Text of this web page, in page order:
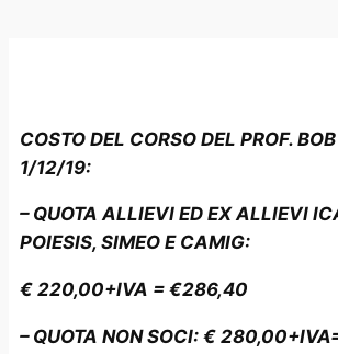
COSTO DEL CORSO DEL PROF.
1/12/19:
– QUOTA ALLIEVI ED EX ALLIEVI
POIESIS, SIMEO E CAMIG:
€ 220,00+IVA = €286,40
– QUOTA NON SOCI: €